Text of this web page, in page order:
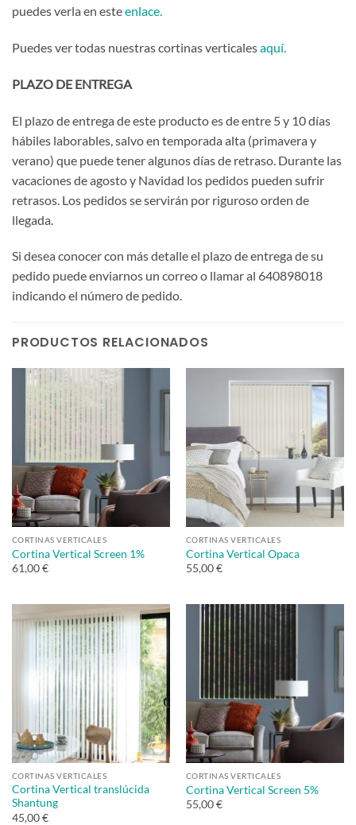
puedes verla en esteenlace.
Puedes ver todas nuestras cortinas verticalesaquí.
PLAZO DE ENTREGA
El plazo de entrega de este producto es de entre 5 y 10 días
hábiles laborables, salvo en temporada alta (primavera y
verano) que puede tener algunos días de retraso. Durante las
vacaciones de agosto y Navidad los pedidos pueden sufrir
retrasos. Los pedidos se servirán por riguroso orden de
llegada.
Si desea conocer con más detalle el plazo de entrega de su
pedido puede enviarnos un correo o llamar al 640898018
indicando el número de pedido.
PRODUCTOS RELACIONADOS
CORTINAS VERTICALES
Cortina Vertical Screen 1%
61,00 €
CORTINAS VERTICALES
Cortina Vertical Opaca
55,00 €
CORTINAS VERTICALES
Cortina Vertical translúcida
Shantung
45,00 €
CORTINAS VERTICALES
Cortina Vertical Screen 5%
55,00 €